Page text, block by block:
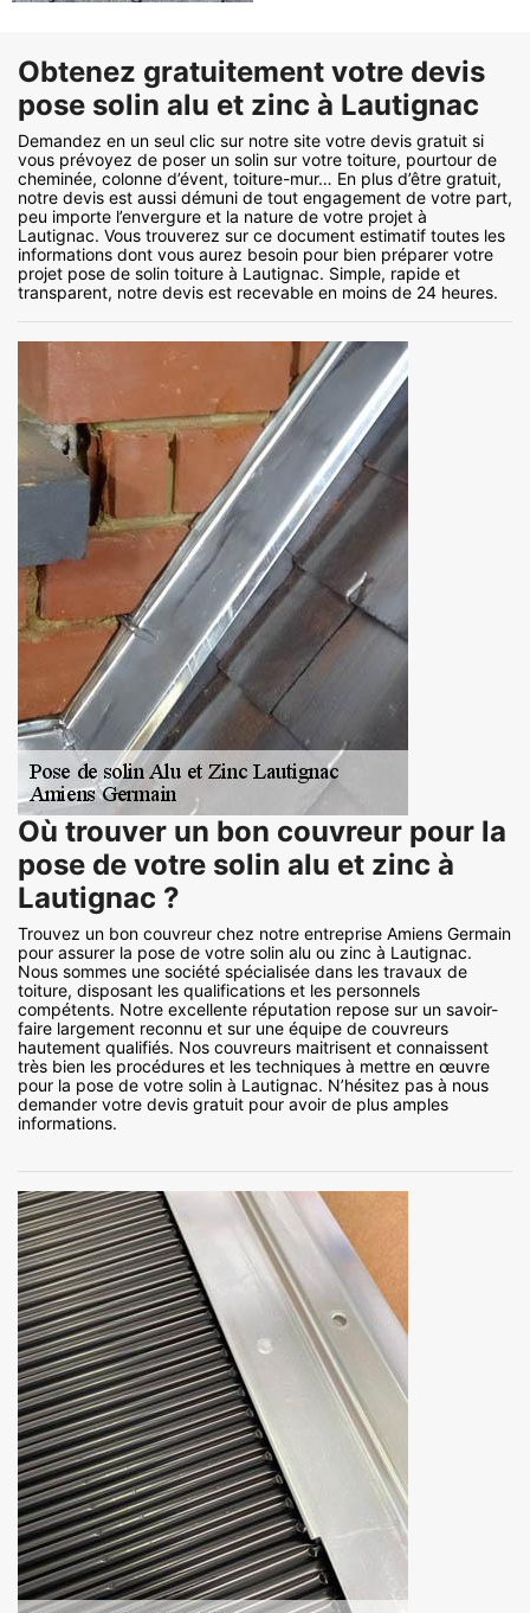
Obtenez gratuitement votre devis
pose solin alu et zinc à Lautignac
Demandez en un seul clic sur notre site votre devis gratuit si
vous prévoyez de poser un solin sur votre toiture, pourtour de
cheminée, colonne d’évent, toiture-mur… En plus d’être gratuit,
notre devis est aussi démuni de tout engagement de votre part,
peu importe l’envergure et la nature de votre projet à
Lautignac. Vous trouverez sur ce document estimatif toutes les
informations dont vous aurez besoin pour bien préparer votre
projet pose de solin toiture à Lautignac. Simple, rapide et
transparent, notre devis est recevable en moins de 24 heures.
Où trouver un bon couvreur pour la
pose de votre solin alu et zinc à
Lautignac ?
Trouvez un bon couvreur chez notre entreprise Amiens Germain
pour assurer la pose de votre solin alu ou zinc à Lautignac.
Nous sommes une société spécialisée dans les travaux de
toiture, disposant les qualifications et les personnels
compétents. Notre excellente réputation repose sur un savoir-
faire largement reconnu et sur une équipe de couvreurs
hautement qualifiés. Nos couvreurs maitrisent et connaissent
très bien les procédures et les techniques à mettre en œuvre
pour la pose de votre solin à Lautignac. N’hésitez pas à nous
demander votre devis gratuit pour avoir de plus amples
informations.